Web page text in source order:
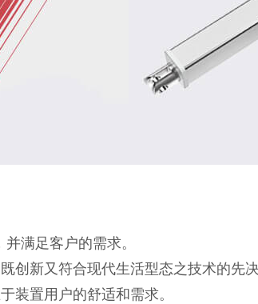
满足客户的需求。
新又符合现代生活型态之技术的先决
装置用户的舒适和需求。